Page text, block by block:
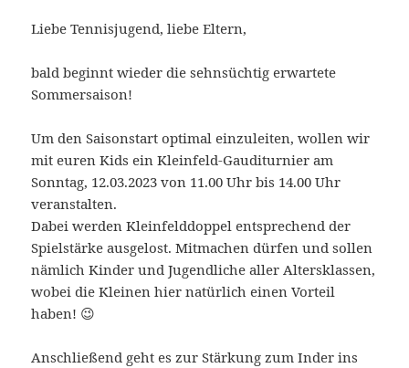
Liebe Tennisjugend, liebe Eltern,
bald beginnt wieder die sehnsüchtig erwartete
Sommersaison!
Um den Saisonstart optimal einzuleiten, wollen wir
mit euren Kids ein Kleinfeld-Gauditurnier am
Sonntag, 12.03.2023 von 11.00 Uhr bis 14.00 Uhr
veranstalten.
Dabei werden Kleinfelddoppel entsprechend der
Spielstärke ausgelost. Mitmachen dürfen und sollen
nämlich Kinder und Jugendliche aller Altersklassen,
wobei die Kleinen hier natürlich einen Vorteil
haben! 😉
Anschließend geht es zur Stärkung zum Inder ins